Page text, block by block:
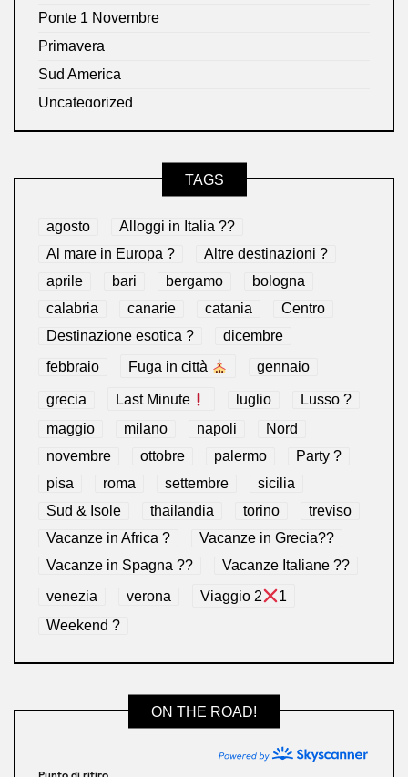
Ponte 1 Novembre
Primavera
Sud America
Uncategorized
TAGS
agosto
Alloggi in Italia ??
Al mare in Europa ?️
Altre destinazioni ?
aprile
bari bergamo
bologna
calabria
canarie catania
Centro
Destinazione esotica ?
dicembre
febbraio Fuga in città gennaio
grecia Last Minute luglio
Lusso ?
maggio
milano napoli
Nord
novembre
ottobre palermo
Party ?
pisa
roma settembre
sicilia
Sud & Isole
thailandia torino
treviso
Vacanze in Africa ?
Vacanze in Grecia??
Vacanze in Spagna ??
Vacanze Italiane ??
venezia verona Viaggio 2
1
Weekend ?
ON THE ROAD!